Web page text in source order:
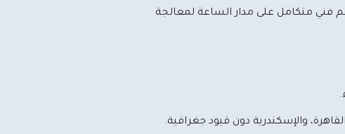
فني متكامل على مدار الساعة لمعالجة